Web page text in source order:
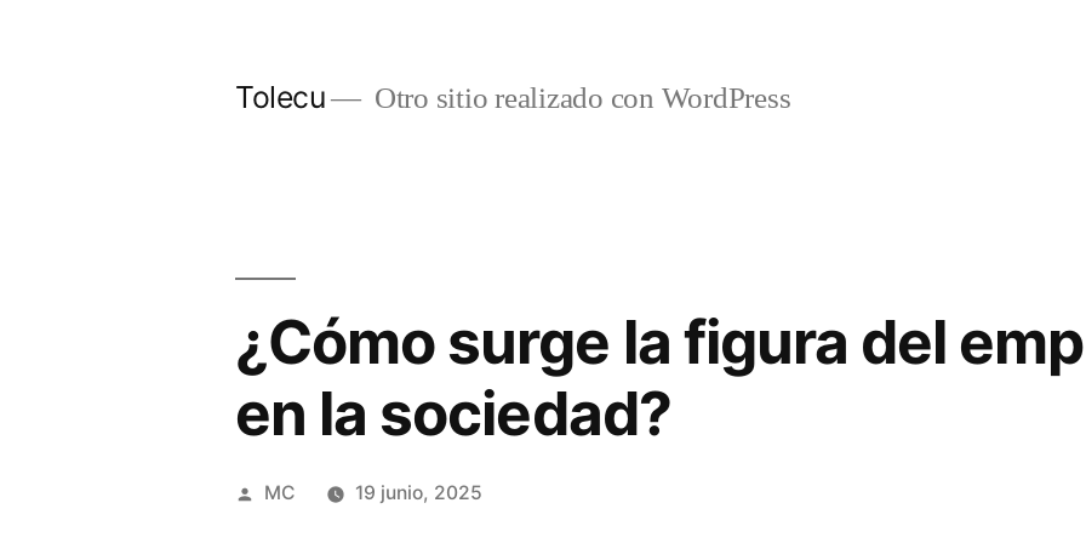
Tolecu Otro sitio realizado con WordPress
¿Cómo surge la figura del
en la sociedad?
Publicado
MC 19 junio, 2025